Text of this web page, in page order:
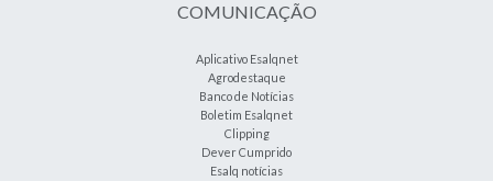
COMUNICAÇÃO
Aplicativo Esalqnet
Agrodestaque
Banco de Notícias
Boletim Esalqnet
Clipping
Dever Cumprido
Esalq notícias